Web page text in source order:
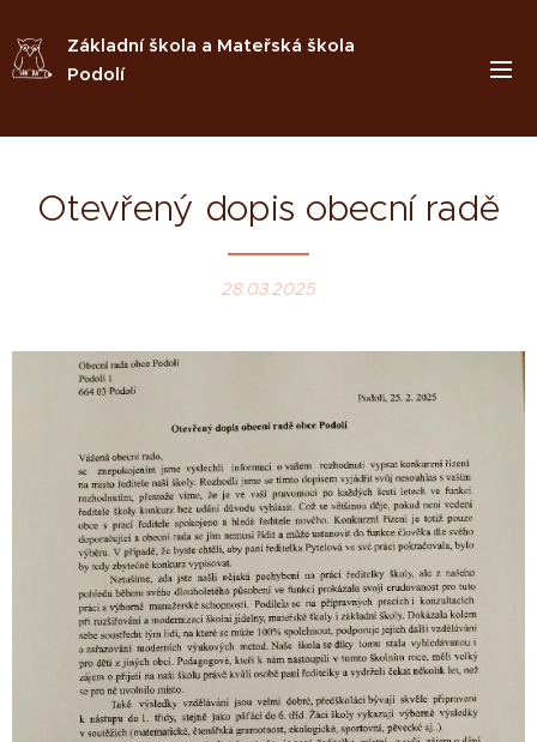
Základní škola a Mateřská škola
Podolí
Otevřený dopis obecní radě
28.03.2025